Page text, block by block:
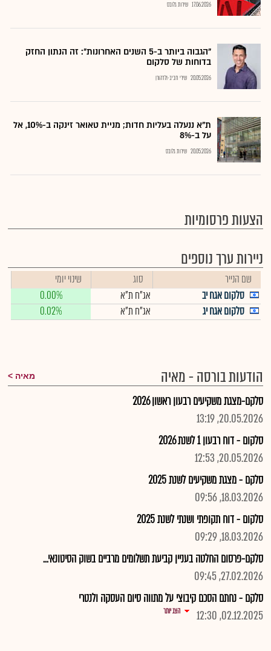
17.06.2026 שירות גלובס
"הגבוה ביותר ב-5 השנים האחרונות": זה הנתון החזק
בדוחות של סלקום
20.05.2026 שירי חביב-ולדהורן
ת"א ננעלה בעליות חדות; מניית טאואר זינקה ב-10%, אל
על ב-8%
20.05.2026 שירות גלובס
הצעות פרסומיות
ניירות ערך נוספים
שם הנייר סוג
שינוי יומי
סלקום אגח יב
אג"ח ת"א
0.00%
סלקום אגח יג
אג"ח ת"א 0.02%
הודעות בורסה - מאיה מאיה
סלקם-מצגת משקיעים רבעון ראשון 2026
20.05.2026, 13:19
סלקום - דוח רבעון 1 לשנת 2026
20.05.2026, 12:53
סלקם - מצגת משקיעים לשנת 2025
18.03.2026, 09:56
סלקום - דוח תקופתי ושנתי לשנת 2025
18.03.2026, 09:29
סלקם-פרסום החלטה בעניין קביעת תשלומים מרביים בשוק הסיטונאי...
27.02.2026, 09:45
סלקם - נחתם הסכם קיבוצי על מתווה סיום העסקה ולנטרי
02.12.2025, 12:30
הצג יותר